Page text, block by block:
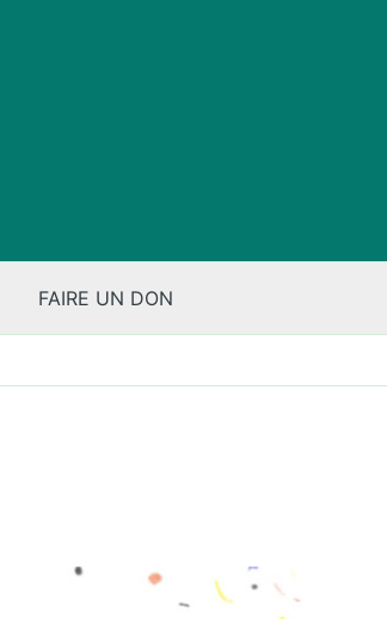
FAIRE UN DON